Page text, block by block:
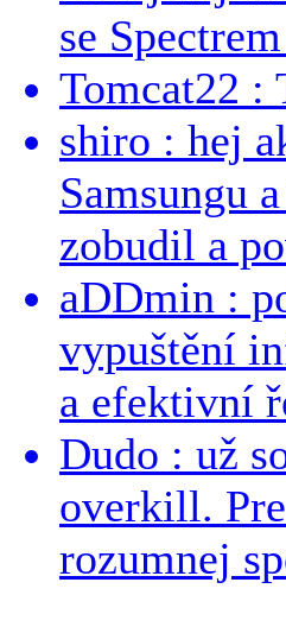
se
Tomcat22 :
shiro : hej
Samsungu
zobudil a
aDDmin :
vypuštění
a efektivní
Dudo : už
overkill.
rozumnej